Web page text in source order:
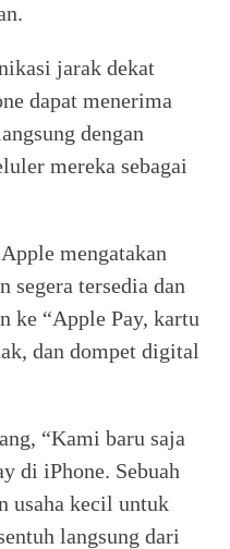
jarak dekat
dapat menerima
dengan
mereka sebagai
mengatakan
segera tersedia dan
ke “Apple Pay, kartu
dan dompet digital
“Kami baru saja
di iPhone. Sebuah
usaha kecil untuk
langsung dari